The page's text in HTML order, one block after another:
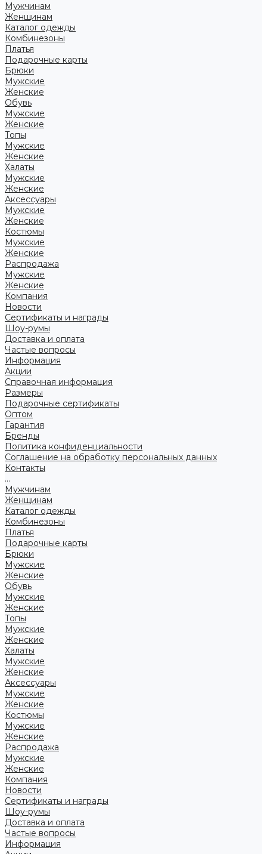
Мужчинам
Женщинам
Каталог одежды
Комбинезоны
Платья
Подарочные карты
Брюки
Мужские
Женские
Обувь
Мужские
Женские
Топы
Мужские
Женские
Халаты
Мужские
Женские
Аксессуары
Мужские
Женские
Костюмы
Мужские
Женские
Распродажа
Мужские
Женские
Компания
Новости
Сертификаты и награды
Шоу-румы
Доставка и оплата
Частые вопросы
Информация
Акции
Справочная информация
Размеры
Подарочные сертификаты
Оптом
Гарантия
Бренды
Политика конфиденциальности
Соглашение на обработку персональных данных
Контакты
...
Мужчинам
Женщинам
Каталог одежды
Комбинезоны
Платья
Подарочные карты
Брюки
Мужские
Женские
Обувь
Мужские
Женские
Топы
Мужские
Женские
Халаты
Мужские
Женские
Аксессуары
Мужские
Женские
Костюмы
Мужские
Женские
Распродажа
Мужские
Женские
Компания
Новости
Сертификаты и награды
Шоу-румы
Доставка и оплата
Частые вопросы
Информация